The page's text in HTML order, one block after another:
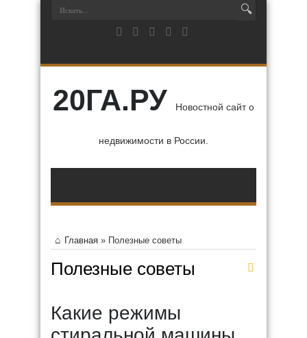
20ГА.РУ Новостной сайт о
недвижимости в России.
Главная » Полезные советы
Полезные советы
Какие режимы